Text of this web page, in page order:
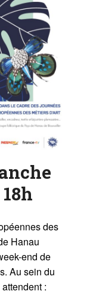
des
Hanau
end de
Au sein du
: